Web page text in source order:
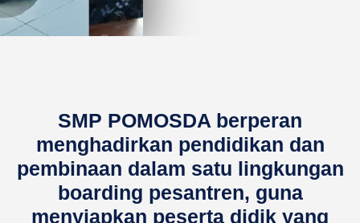
pembinaan harian
disiplin, dan
sejak dini.
belajar yang
Read More
SMP POMOSDA berperan
menghadirkan pendidikan dan
pembinaan dalam satu lingkungan
boarding pesantren, guna
menyiapkan peserta didik yang